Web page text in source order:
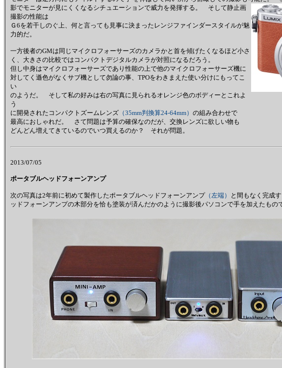
影でモニターが見にくくなるシチュエーションで威力を発揮する。 そして静止画
撮影の性能は
Ｇ6を若干しのぐ上、何と言っても見事に決まったレンジファインダースタイルが魅
力的だ。
一方後者のGMは同じマイクロフォーサーズのカメラかと首を傾げたくなるほど小さ
く、大きさの比較ではコンパクトデジタルカメラが対照になるだろう。
但し中身はマイクロフォーサーズであり性能の上で他のマイクロフォーサーズ機に
対してく遜色がなくサブ機として勿論の事、TPOをわきまえた使い分けにもってこ
い
のようだ。 そして私の好みは右の写真に見られるオレンジ色のボディーとこれよ
う
に開発されたコンパクトズームレンズ （35mm判換算24-64mm） の組み合わせで
最高におしゃれだ。 さて問題は予算の確保なのだが、交換レンズに欲しい物も
どんどん増えてきているのでいつ買えるのか？ それが問題。
2013/07/05
ポータブルヘッドフォーンアンプ
次の写真は2年前に初めて製作したポータブルヘッドフォーンアンプ（左端）
と間もなく完成
ッドフォーンアンプの木部分を恰も塗装が済んだかのように撮影後パソコンで手を加えたもの